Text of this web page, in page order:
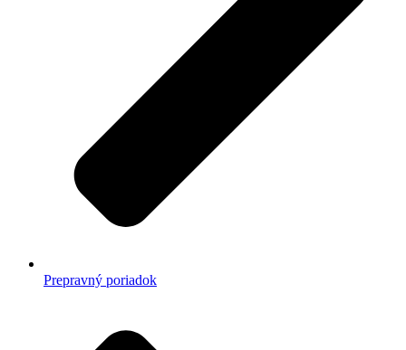
Prepravný poriadok